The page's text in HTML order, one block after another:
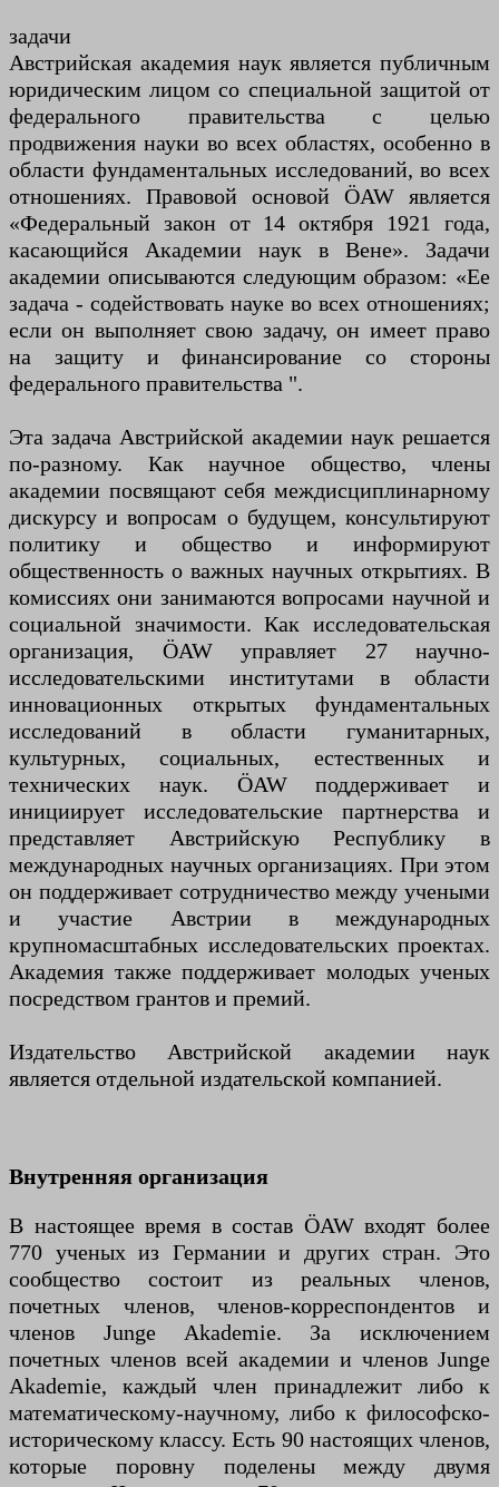
задачи
Австрийская академия наук является публичным
юридическим лицом со специальной защитой от
федерального правительства с целью
продвижения науки во всех областях, особенно в
области фундаментальных исследований, во всех
отношениях. Правовой основой ÖAW является
«Федеральный закон от 14 октября 1921 года,
касающийся Академии наук в Вене». Задачи
академии описываются следующим образом: «Ее
задача - содействовать науке во всех отношениях;
если он выполняет свою задачу, он имеет право
на защиту и финансирование со стороны
федерального правительства ".
Эта задача Австрийской академии наук решается
по-разному. Как научное общество, члены
академии посвящают себя междисциплинарному
дискурсу и вопросам о будущем, консультируют
политику и общество и информируют
общественность о важных научных открытиях. В
комиссиях они занимаются вопросами научной и
социальной значимости. Как исследовательская
организация, ÖAW управляет 27 научно-
исследовательскими институтами в области
инновационных открытых фундаментальных
исследований в области гуманитарных,
культурных, социальных, естественных и
технических наук. ÖAW поддерживает и
инициирует исследовательские партнерства и
представляет Австрийскую Республику в
международных научных организациях. При этом
он поддерживает сотрудничество между учеными
и участие Австрии в международных
крупномасштабных исследовательских проектах.
Академия также поддерживает молодых ученых
посредством грантов и премий.
Издательство Австрийской академии наук
является отдельной издательской компанией.
Внутренняя организация
В настоящее время в состав ÖAW входят более
770 ученых из Германии и других стран. Это
сообщество состоит из реальных членов,
почетных членов, членов-корреспондентов и
членов Junge Akademie. За исключением
почетных членов всей академии и членов Junge
Akademie, каждый член принадлежит либо к
математическому-научному, либо к философско-
историческому классу. Есть 90 настоящих членов,
которые поровну поделены между двумя